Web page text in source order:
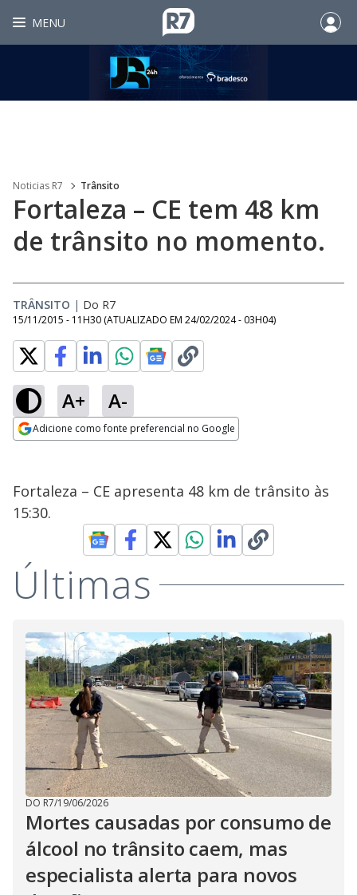
MENU
Noticias R7 Trânsito
Fortaleza – CE tem 48 km
de trânsito no momento.
TRÂNSITO | Do R7
15/11/2015 - 11H30 (ATUALIZADO EM 24/02/2024 - 03H04)
A+ A-
Adicione como fonte preferencial no Google
Fortaleza – CE apresenta 48 km de trânsito às
15:30.
Últimas
DO R7/19/06/2026
Mortes causadas por consumo de
álcool no trânsito caem, mas
especialista alerta para novos